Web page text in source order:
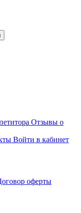
Отзывы о
Войти в кабинет
оферты